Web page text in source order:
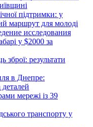
підтримки: у
маршрут для молоді
исследования
у $2000 за
зброї: результати
в Днепре:
мережі із 39
транспорту у